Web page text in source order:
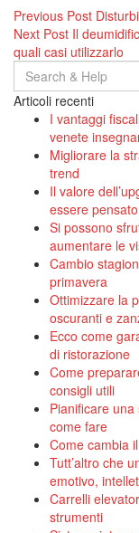
articoli
Previous Post
Next Post Il
quali casi utilizzarlo
Search
for:
Articoli recenti
I vantaggi
venete
Migliorare la
trend
Il valore
essere
Si possono
aumentare le
Cambio
primavera
Ottimizzare la
oscuranti e
Ecco come
di ristorazione
Come
consigli utili
Pianificare
come fare
Come cambia
Tutt’altro che
emotivo,
Carrelli
strumenti